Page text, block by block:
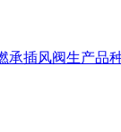
插风阀生产品